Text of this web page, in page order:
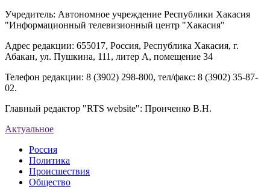
Учредитель: Автономное учреждение Республики Хакасия
"Информационный телевизионный центр "Хакасия"
Адрес редакции: 655017, Россия, Республика Хакасия, г.
Абакан, ул. Пушкина, 111, литер А, помещение 34
Телефон редакции: 8 (3902) 298-800, тел/факс: 8 (3902) 35-87-
02.
Главный редактор "RTS website": Пронченко В.Н.
Актуальное
Россия
Политика
Происшествия
Общество